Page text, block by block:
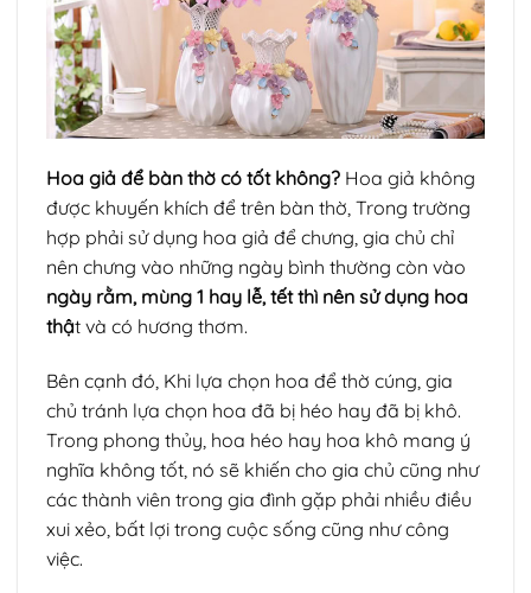
Hoa giả để bàn thờ có tốt không? Hoa giả không
được khuyến khích để trên bàn thờ, Trong trường
hợp phải sử dụng hoa giả để chưng, gia chủ chỉ
nên chưng vào những ngày bình thường còn vào
ngày rằm, mùng 1 hay lễ, tết thì nên sử dụng hoa
thật và có hương thơm.
Bên cạnh đó, Khi lựa chọn hoa để thờ cúng, gia
chủ tránh lựa chọn hoa đã bị héo hay đã bị khô.
Trong phong thủy, hoa héo hay hoa khô mang ý
nghĩa không tốt, nó sẽ khiến cho gia chủ cũng như
các thành viên trong gia đình gặp phải nhiều điều
xui xẻo, bất lợi trong cuộc sống cũng như công
việc.